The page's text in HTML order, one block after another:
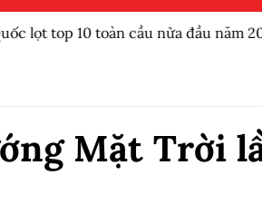
2026 PGI giới
Mặt Trời